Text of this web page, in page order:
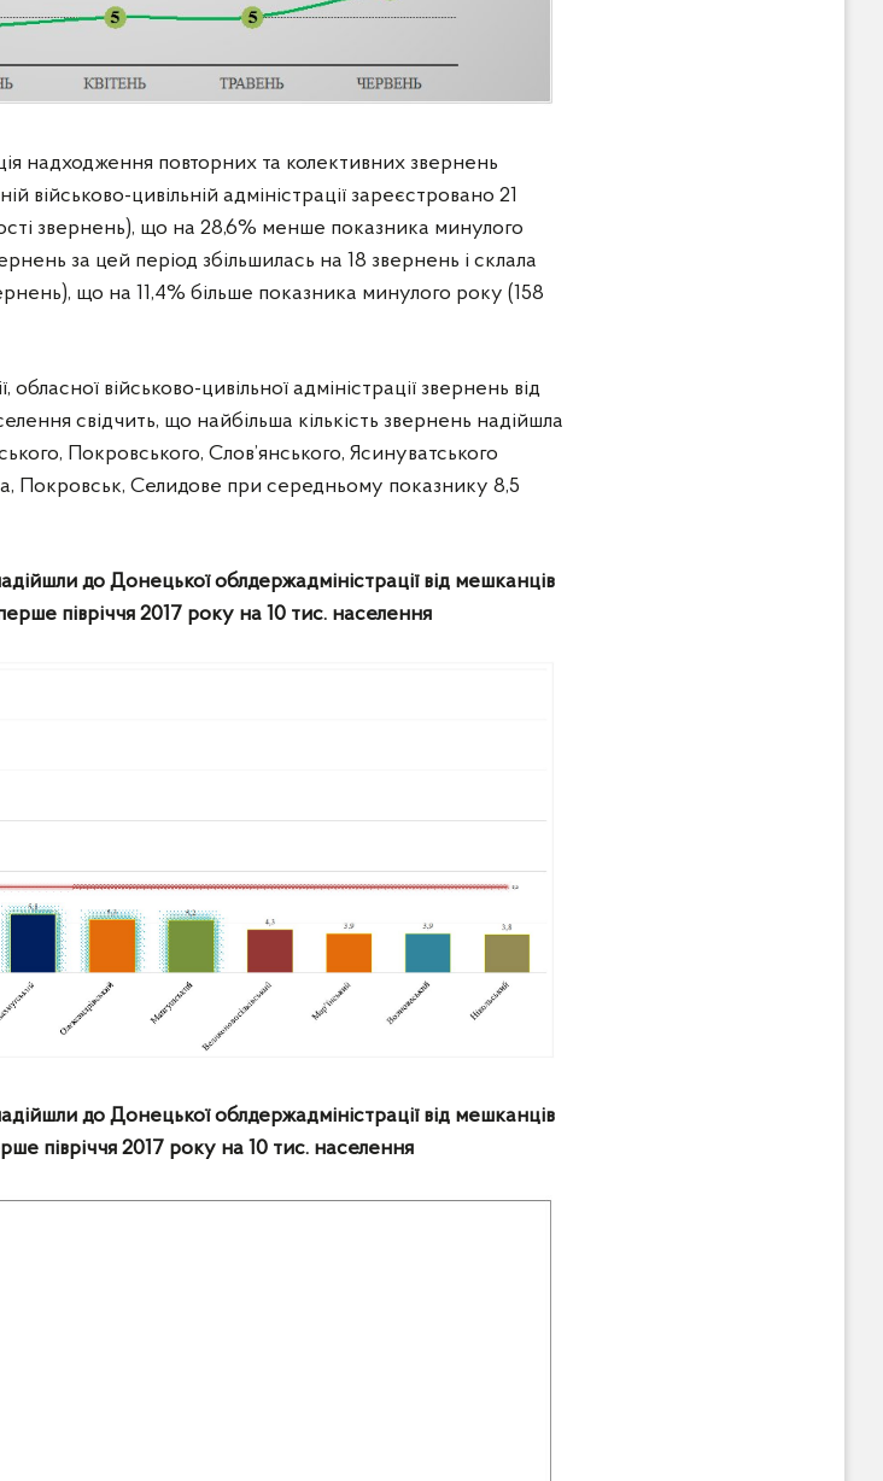
надходження повторних та колективних звернень
військово-цивільній адміністрації зареєстровано 21
звернень), що на 28,6% менше показника минулого
за цей період збільшилась на 18 звернень і склала
що на 11,4% більше показника минулого року (158
військово-цивільної адміністрації звернень від
свідчить, що найбільша кількість звернень надійшла
Покровського, Слов’янського, Ясинуватського
Покровськ, Селидове при середньому показнику 8,5
до Донецької облдержадміністрації від мешканців
півріччя 2017 року на 10 тис. населення
до Донецької облдержадміністрації від мешканців
півріччя 2017 року на 10 тис. населення